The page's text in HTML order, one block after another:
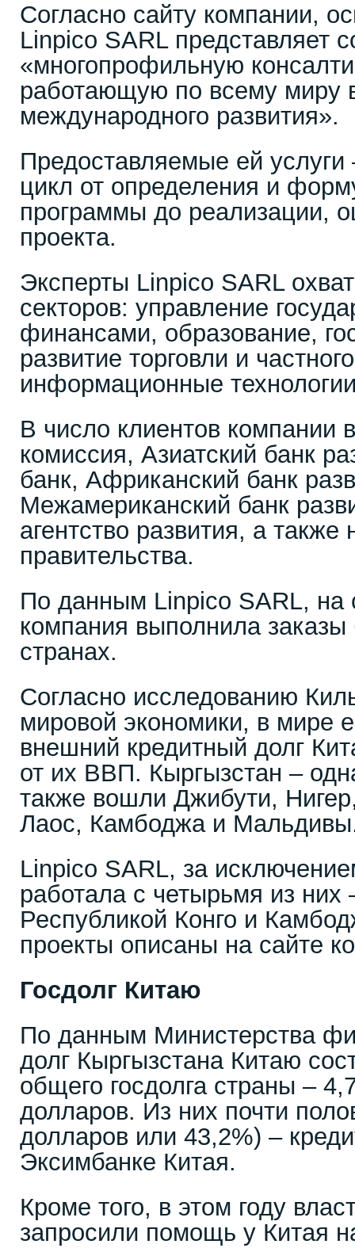
Согласно сайту компании,
Linpico SARL представляет
«многопрофильную
работающую по всему миру
международного развития».
Предоставляемые ей услуги
цикл от определения и
программы до реализации,
проекта.
Эксперты Linpico SARL
секторов: управление
финансами, образование,
развитие торговли и
информационные
В число клиентов компании
комиссия, Азиатский банк
банк, Африканский банк
Межамериканский банк
агентство развития, а
правительства.
По данным Linpico SARL, на
компания выполнила
странах.
Согласно исследованию
мировой экономики, в мире
внешний кредитный долг
от их ВВП. Кыргызстан –
также вошли Джибути,
Лаос, Камбоджа и
Linpico SARL, за
работала с четырьмя из
Республикой Конго и
проекты описаны на сайте
Госдолг Китаю
По данным Министерства
долг Кыргызстана Китаю
общего госдолга страны –
долларов. Из них почти
долларов или 43,2%) –
Эксимбанке Китая.
Кроме того, в этом году
запросили помощь у Китая